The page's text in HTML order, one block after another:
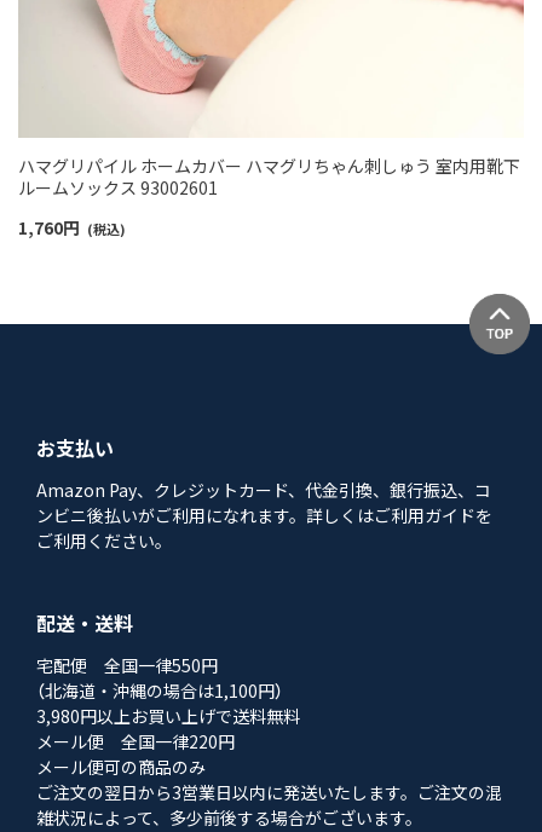
ハマグリパイル ホームカバー ハマグリちゃん刺しゅう 室内用靴下
ルームソックス 93002601
1,760円 (税込)
お支払い
Amazon Pay、クレジットカード、代金引換、銀行振込、コ
ンビニ後払いがご利用になれます。詳しくはご利用ガイドを
ご利用ください。
配送・送料
宅配便 全国一律550円
（北海道・沖縄の場合は1,100円）
3,980円以上お買い上げで送料無料
メール便 全国一律220円
メール便可の商品のみ
ご注文の翌日から3営業日以内に発送いたします。ご注文の混
雑状況によって、多少前後する場合がございます。